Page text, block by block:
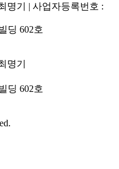
명기 | 사업자등록번호 :
딩 602호
명기
딩 602호